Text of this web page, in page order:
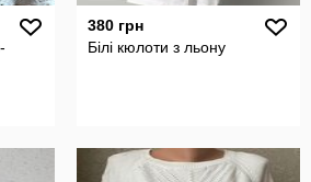
380 грн
Білі кюлоти з льону